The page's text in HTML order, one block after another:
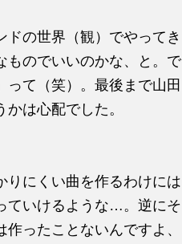
の世界（観）でやってき
ものでいいのかな、と。で
て（笑）。最後まで山田
は心配でした。
りにくい曲を作るわけには
ていけるような…。逆にそ
ったことないんですよ、